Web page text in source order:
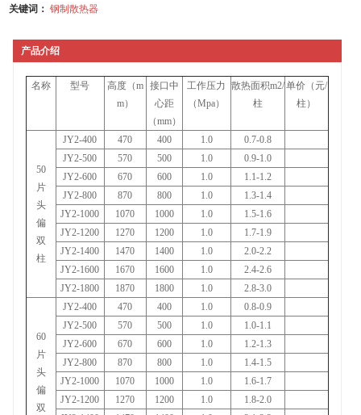
关键词： 钢制散热器
产品介绍
名称 型号 高度（m
m）
接口中
心距
（mm）
工作压力
（Mpa）
散热面积m2/
柱
单价（元/
柱）
50
片
头
偏
双
柱
JY2-400 470 400 1.0
0.7-0.8
JY2-500
570 500 1.0
0.9-1.0
JY2-600
670 600 1.0
1.1-1.2
JY2-800
870 800 1.0
1.3-1.4
JY2-1000
1070 1000 1.0
1.5-1.6
JY2-1200
1270 1200 1.0
1.7-1.9
JY2-1400
1470 1400 1.0
2.0-2.2
JY2-1600
1670 1600 1.0
2.4-2.6
JY2-1800
1870 1800 1.0 2.8-3.0
60
片
头
偏
双
JY2-400 470 400 1.0
0.8-0.9
JY2-500
570 500 1.0
1.0-1.1
JY2-600
670 600 1.0
1.2-1.3
JY2-800
870 800 1.0
1.4-1.5
JY2-1000
1070 1000 1.0
1.6-1.7
JY2-1200
1270 1200 1.0
1.8-2.0